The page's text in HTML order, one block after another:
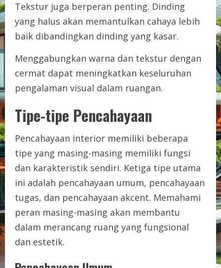
Tekstur juga berperan penting. Dinding
yang halus akan memantulkan cahaya lebih
baik dibandingkan dinding yang kasar.
Menggabungkan warna dan tekstur dengan
cermat dapat meningkatkan keseluruhan
pengalaman visual dalam ruangan.
Tipe-tipe Pencahayaan
Pencahayaan interior memiliki beberapa
tipe yang masing-masing memiliki fungsi
dan karakteristik sendiri. Ketiga tipe utama
ini adalah pencahayaan umum, pencahayaan
tugas, dan pencahayaan akcent. Memahami
peran masing-masing akan membantu
dalam merancang ruang yang fungsional
dan estetik.